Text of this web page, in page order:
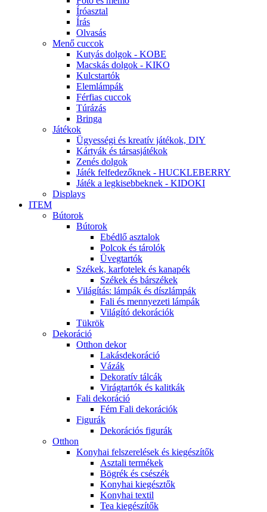
Íróasztal
Írás
Olvasás
Menő cuccok
Kutyás dolgok - KOBE
Macskás dolgok - KIKO
Kulcstartók
Elemlámpák
Férfias cuccok
Túrázás
Bringa
Játékok
Ügyességi és kreatív játékok, DIY
Kártyák és társasjátékok
Zenés dolgok
Játék felfedezőknek - HUCKLEBERRY
Játék a legkisebbeknek - KIDOKI
Displays
ITEM
Bútorok
Bútorok
Ebédlő asztalok
Polcok és tárolók
Üvegtartók
Székek, karfotelek és kanapék
Székek és bárszékek
Világítás: lámpák és díszlámpák
Fali és mennyezeti lámpák
Világító dekorációk
Tükrök
Dekoráció
Otthon dekor
Lakásdekoráció
Vázák
Dekoratív tálcák
Virágtartók és kalitkák
Fali dekoráció
Fém Fali dekorációk
Figurák
Dekorációs figurák
Otthon
Konyhai felszerelések és kiegészítők
Asztali termékek
Bögrék és csészék
Konyhai kiegésztők
Konyhai textil
Tea kiegészítők